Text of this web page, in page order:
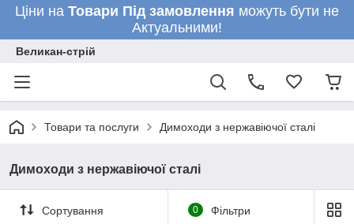
Ціни на Товари Під замовлення можуть бути не
Актуальними!
Великан-стрій
Товари та послуги Димоходи з нержавіючої сталі
Димоходи з нержавіючої сталі
Сортування 0 Фільтри